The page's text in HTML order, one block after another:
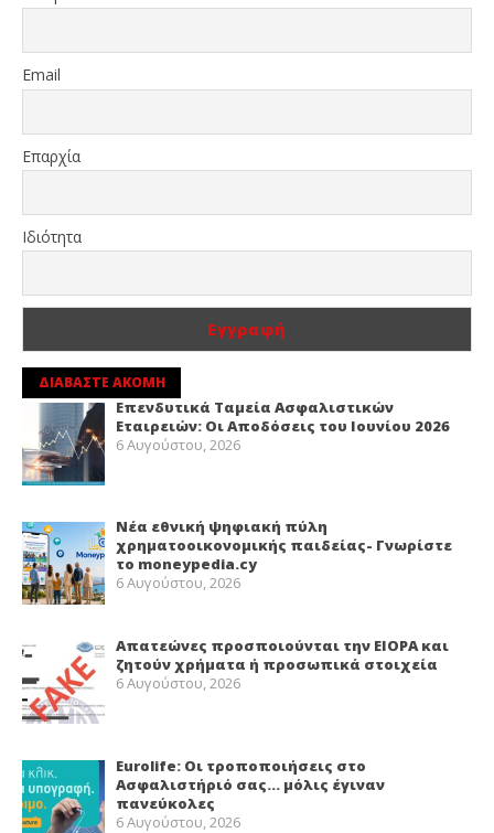
Email
Επαρχία
Ιδιότητα
ΔΙΑΒΑΣΤΕ ΑΚΟΜΗ
Επενδυτικά Ταμεία Ασφαλιστικών
Εταιρειών: Οι Αποδόσεις του Ιουνίου 2026
6 Αυγούστου, 2026
Νέα εθνική ψηφιακή πύλη
χρηματοοικονομικής παιδείας- Γνωρίστε
το moneypedia.cy
6 Αυγούστου, 2026
Απατεώνες προσποιούνται την EIOPA και
ζητούν χρήματα ή προσωπικά στοιχεία
6 Αυγούστου, 2026
Eurolife: Οι τροποποιήσεις στο
Ασφαλιστήριό σας… μόλις έγιναν
πανεύκολες
6 Αυγούστου, 2026